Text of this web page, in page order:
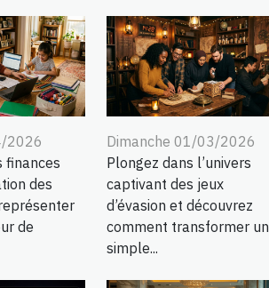
2026
finances
des
de
Dimanche 01/03/2026
Plongez dans l’univers
captivant des jeux
d’évasion et découvrez
comment transformer un
simple...